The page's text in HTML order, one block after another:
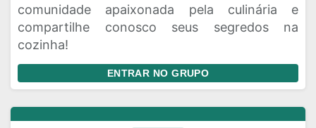
comunidade apaixonada pela culinária e
compartilhe conosco seus segredos na
cozinha!
ENTRAR NO GRUPO